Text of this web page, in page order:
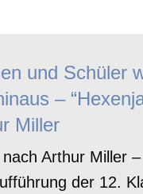
und Schüler
–
Miller
nach Arthur Miller
der 12.